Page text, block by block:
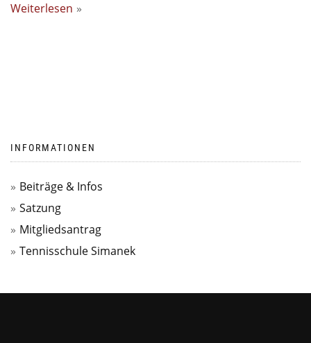
Weiterlesen
INFORMATIONEN
Beiträge & Infos
Satzung
Mitgliedsantrag
Tennisschule Simanek